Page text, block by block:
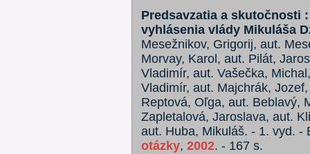
Predsavzatia a skutočnosti
vyhlásenia vlády Mikuláša
Mesežnikov, Grigorij, aut.
Morvay, Karol, aut. Pilát,
Vladimír, aut. Vašečka,
Vladimír, aut. Majchrák,
Reptová, Oľga, aut. Beblavý,
Zapletalová, Jaroslava, aut.
aut. Huba, Mikuláš. - 1. vyd. -
otázky, 2002. - 167 s.